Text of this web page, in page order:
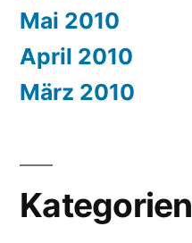
Mai 2010
April 2010
März 2010
Kategorien